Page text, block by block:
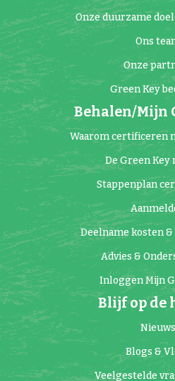
Onze duurzame
Ons
Onze
Green Key
Behalen/Mijn
Waarom certificeren
De Green Key
Stappenplan
Deelname kosten
Advies &
Inloggen Mijn
Blijf op de
Nieuws
Blogs &
Veelgestelde